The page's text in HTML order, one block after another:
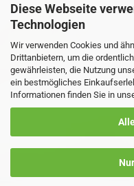
Diese Webseite
Technologien
Wir verwenden Cookies und
Drittanbietern, um die
gewährleisten, die Nutzung
ein bestmögliches
Informationen finden Sie in